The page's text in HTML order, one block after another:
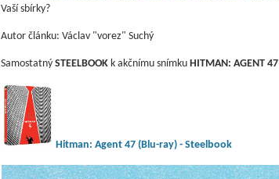
Vaší sbírky?
Autor článku: Václav "vorez" Suchý
Samostatný STEELBOOK k akčnímu snímku HITMAN: AGENT 47
Hitman: Agent 47 (Blu-ray) - Steelbook